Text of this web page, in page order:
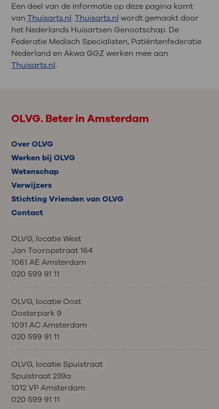
Een deel van de informatie op deze pagina komt
van Thuisarts.nl.Thuisarts.nl wordt gemaakt door
het Nederlands Huisartsen Genootschap. De
Federatie Medisch Specialisten, Patiëntenfederatie
Nederland en Akwa GGZ werken mee aan
Thuisarts.nl.
OLVG. Beter in Amsterdam
Over OLVG
Werken bij OLVG
Wetenschap
Verwijzers
Stichting Vrienden van OLVG
Contact
OLVG, locatie West
Jan Tooropstraat 164
1061 AE Amsterdam
020 599 91 11
OLVG, locatie Oost
Oosterpark 9
1091 AC Amsterdam
020 599 91 11
OLVG, locatie Spuistraat
Spuistraat 239a
1012 VP Amsterdam
020 599 91 11